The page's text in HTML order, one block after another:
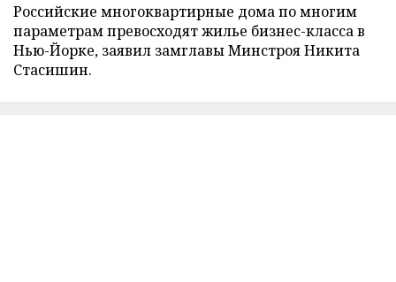
Российские многоквартирные дома по многим
параметрам превосходят жилье бизнес-класса в
Нью-Йорке, заявил замглавы Минстроя Никита
Стасишин.